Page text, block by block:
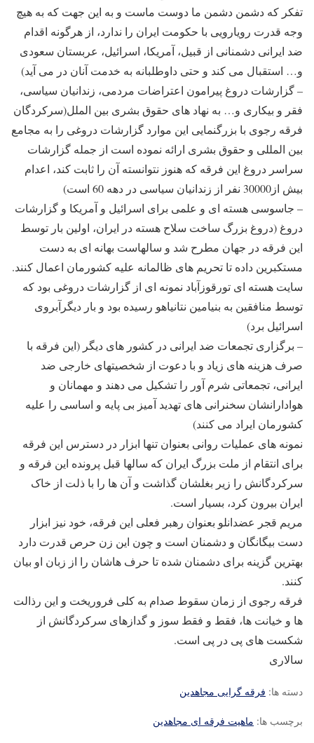
تفکر که دشمن دشمن ما دوست ماست و به این جهت که به هیچ
وجه قدرت رویارویی با حکومت ایران را ندارد، از هرگونه اقدام
ضد ایرانی دشمنانی از قبیل، آمریکا، اسرائیل، عربستان سعودی
و… استقبال می کند و حتی داوطلبانه به خدمت آنان در می آید)
– گزارشات دروغ پیرامون اعتراضات مردمی، زندانیان سیاسی،
فقر و بیکاری و… به نهاد های حقوق بشری بین الملل(سرکردگان
فرقه رجوی با بزرگنمایی این موارد گزارشات دروغی را به مجامع
بین المللی و حقوق بشری ارائه نموده است از جمله گزارشات
سراسر دروغ این فرقه که هنوز نتوانسته آن را ثابت کند، اعدام
بیش از30000 نفر از زندانیان سیاسی در دهه 60 است)
– جاسوسی هسته ای و علمی برای اسرائیل و آمریکا و گزارشات
دروغ (دروغ بزرگ ساخت سلاح هسته در ایران، اولین بار توسط
این فرقه در جهان مطرح شد و سالهاست بهانه ای به دست
مستکبرین داده تا تحریم های ظالمانه علیه کشورمان اعمال کنند.
سایت هسته ای تورقوزآباد نمونه ای از گزارشات دروغی بود که
توسط منافقین به بنیامین نتانیاهو رسیده بود و بار دیگرآبروی
اسرائیل برد)
– برگزاری تجمعات ضد ایرانی در کشور های دیگر (این فرقه با
صرف هزینه های زیاد و با دعوت از شخصیتهای خارجی ضد
ایرانی، تجمعاتی شرم آور را تشکیل می دهند و مهمانان و
هوادارانشان سخنرانی های تهدید آمیز بی پایه و اساسی را علیه
کشورمان ایراد می کنند)
نمونه های عملیات روانی بعنوان تنها ابزار در دسترس این فرقه
برای انتقام از ملت بزرگ ایران که سالها قبل پرونده این فرقه و
سرکردگانش را زیر بغلشان گذاشت و آن ها را با ذلت از خاک
ایران بیرون کرد، بسیار است.
مریم قجر عضدانلو بعنوان رهبر فعلی این فرقه، خود نیز ابزار
دست بیگانگان و دشمنان است و چون این زن حرص قدرت دارد
بهترین گزینه برای دشمنان شده تا حرف هاشان را از زبان او بیان
کنند.
فرقه رجوی از زمان سقوط صدام به کلی فروریخت و این رذالت
ها و خیانت ها، فقط و فقط سوز و گدازهای سرکردگانش از
شکست های پی در پی است.
سالاری
دسته ها: فرقه گرایی مجاهدین
برچسب ها: ماهیت فرقه ای مجاهدین